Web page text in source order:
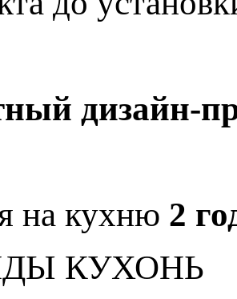
дизайн-
на кухню 2
КУХОНЬ